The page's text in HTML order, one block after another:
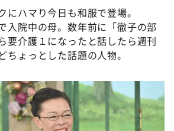
ポ
にハマり今日も和服で登場。
入院中の母。数年前に「徹子の部
要介護１になったと話したら週刊
ちょっとした話題の人物。